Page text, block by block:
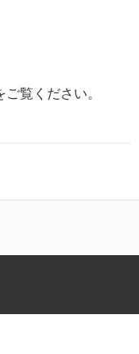
ご覧ください。